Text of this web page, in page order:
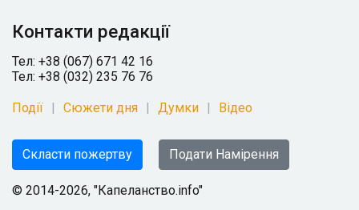
Контакти редакції
Тел: +38 (067) 671 42 16
Тел: +38 (032) 235 76 76
Події Сюжети дня Думки Відео
Скласти пожертву Подати Намірення
© 2014-2026, "Капеланство.info"